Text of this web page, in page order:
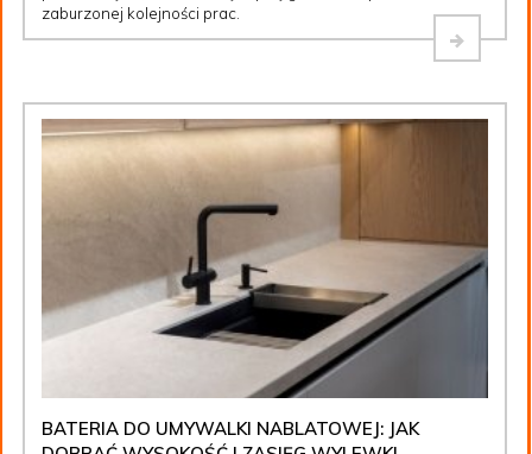
zaburzonej kolejności prac.
BATERIA DO UMYWALKI NABLATOWEJ: JAK